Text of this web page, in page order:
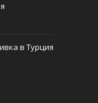
в Турция